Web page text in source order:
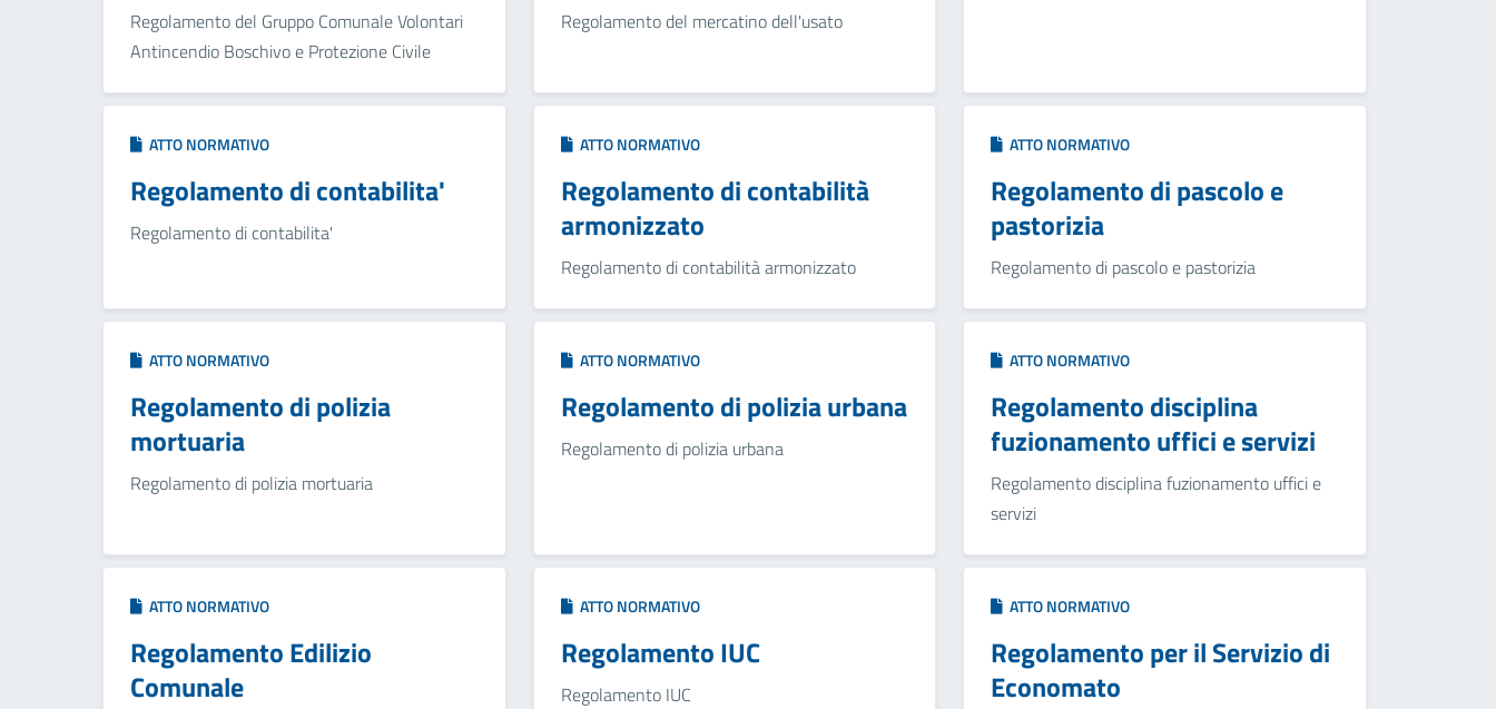
Regolamento del Gruppo Comunale Volontari
Antincendio Boschivo e Protezione Civile
Regolamento del mercatino dell'usato
ATTO NORMATIVO
Regolamento di contabilita'
Regolamento di contabilita'
ATTO NORMATIVO
Regolamento di contabilità
armonizzato
Regolamento di contabilità armonizzato
ATTO NORMATIVO
Regolamento di pascolo e
pastorizia
Regolamento di pascolo e pastorizia
ATTO NORMATIVO
Regolamento di polizia
mortuaria
Regolamento di polizia mortuaria
ATTO NORMATIVO
Regolamento di polizia urbana
Regolamento di polizia urbana
ATTO NORMATIVO
Regolamento disciplina
fuzionamento uffici e servizi
Regolamento disciplina fuzionamento uffici e
servizi
ATTO NORMATIVO
Regolamento Edilizio
Comunale
ATTO NORMATIVO
Regolamento IUC
Regolamento IUC
ATTO NORMATIVO
Regolamento per il Servizio di
Economato